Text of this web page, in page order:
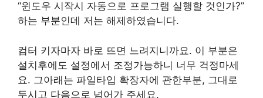
“윈도우 시작시 자동으로 프로그램 실행할 것인가?”
하는 부분인데 저는 해제하였습니다.
컴터 키자마자 바로 뜨면 느려지니까요. 이 부분은
설치후에도 설정에서 조정가능하니 너무 걱정마세
요. 그아래는 파일타입 확장자에 관한부분, 그대로
두시고 다음으로 넘어가 주세요.